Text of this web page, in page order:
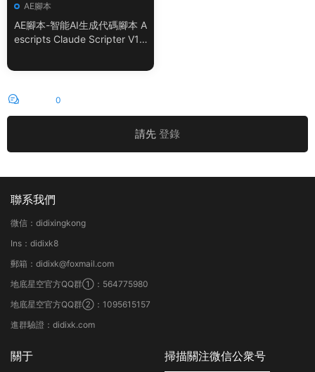
AE腳本
AE腳本-智能AI生成代碼腳本 A
escripts Claude Scripter V1.
0
請先 登錄
聯系我們
微信：didixingkong
Ins：didixk8
郵箱：didixk@foxmail.com
地底星空官方QQ群①：564775980
地底星空官方QQ群②：1095615157
進群驗證：didixk.com
關于 掃描關注微信公衆号